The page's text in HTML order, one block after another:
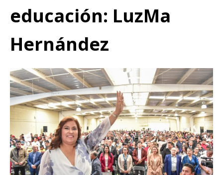
educación: LuzMa
Hernández